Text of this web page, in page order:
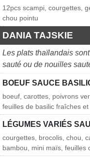
12pcs scampi, courgettes,
chou pointu
DANIA TAJSKIE
Les plats thaïlandais
sauté ou de nouilles
BOEUF SAUCE
boeuf, carottes, poivrons
feuilles de basilic fraîches
LÉGUMES VARIÉS
courgettes, brocolis, chou,
bambou, mini maïs, feuilles